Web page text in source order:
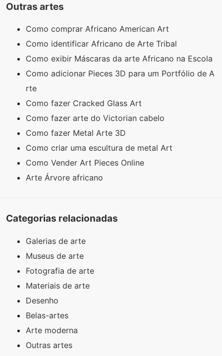
Outras artes
Como comprar Africano American Art
Como identificar Africano de Arte Tribal
Como exibir Máscaras da arte Africano na Escola
Como adicionar Pieces 3D para um Portfólio de A
rte
Como fazer Cracked Glass Art
Como fazer arte do Victorian cabelo
Como fazer Metal Arte 3D
Como criar uma escultura de metal Art
Como Vender Art Pieces Online
Arte Árvore africano
Categorias relacionadas
Galerias de arte
Museus de arte
Fotografia de arte
Materiais de arte
Desenho
Belas-artes
Arte moderna
Outras artes